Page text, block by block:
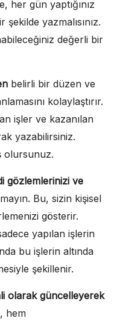
her gün yaptığınız
yazmalısınız.
değerli bir
belirli bir düzen ve
kolaylaştırır.
işler ve kazanılan
yazabilirsiniz.
olursunuz.
gözlemlerinizi ve
Bu, sizin kişisel
gösterir.
yapılan işlerin
bu işlerin altında
şekillenir.
olarak güncelleyerek
hem